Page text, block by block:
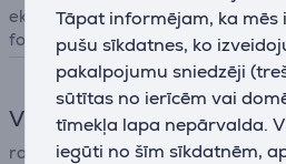
Tāpat informējam, ka
pušu sīkdatnes, ko
pakalpojumu sniedzēji
sūtītas no ierīcēm vai
tīmekļa lapa nepārvalda.
iegūti no šīm sīkdatnēm,
ekrāna spoguļošanas
formāts
Vispārējais parametrs
ražotājs